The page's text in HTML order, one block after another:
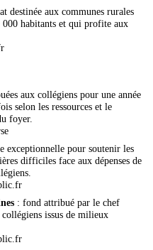
destinée aux communes rurales
000 habitants et qui profite aux
aux collégiens pour une année
selon les ressources et le
foyer.
exceptionnelle pour soutenir les
difficiles face aux dépenses de
: fond attribué par le chef
collégiens issus de milieux